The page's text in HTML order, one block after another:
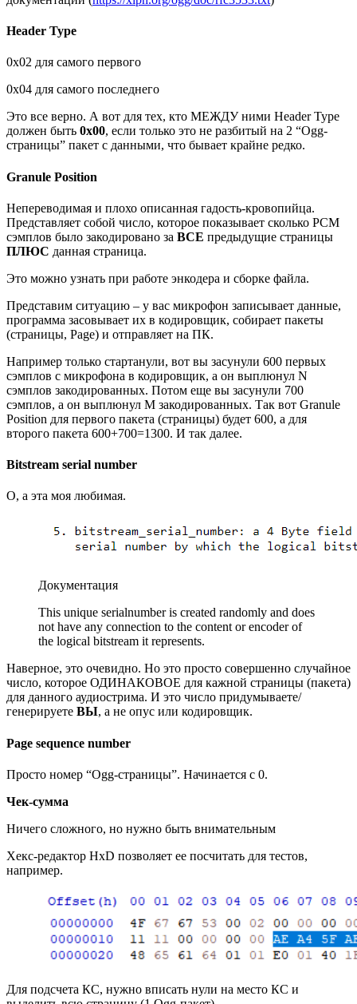
Header Type
0x02 для самого первого
0x04 для самого последнего
Это все верно. А вот для тех, кто МЕЖДУ ними Header Type
должен быть 0x00, если только это не разбитый на 2 “Ogg-
страницы” пакет с данными, что бывает крайне редко.
Granule Position
Непереводимая и плохо описанная гадость-кровопийца.
Представляет собой число, которое показывает сколько PCM
сэмплов было закодировано за ВСЕ предыдущие страницы
ПЛЮС данная страница.
Это можно узнать при работе энкодера и сборке файла.
Представим ситуацию – у вас микрофон записывает данные,
программа засовывает их в кодировщик, собирает пакеты
(страницы, Page) и отправляет на ПК.
Например только стартанули, вот вы засунули 600 первых
сэмплов с микрофона в кодировщик, а он выплюнул N
сэмплов закодированных. Потом еще вы засунули 700
сэмплов, а он выплюнул M закодированных. Так вот Granule
Position для первого пакета (страницы) будет 600, а для
второго пакета 600+700=1300. И так далее.
Bitstream serial number
О, а эта моя любимая.
Документация
This unique serialnumber is created randomly and does
not have any connection to the content or encoder of
the logical bitstream it represents.
Наверное, это очевидно. Но это просто совершенно случайное
число, которое ОДИНАКОВОЕ для кажной страницы (пакета)
для данного аудиострима. И это число придумываете/
генерируете ВЫ, а не опус или кодировщик.
Page sequence number
Просто номер “Ogg-страницы”. Начинается с 0.
Чек-сумма
Ничего сложного, но нужно быть внимательным
Хекс-редактор HxD позволяет ее посчитать для тестов,
например.
Для подсчета КС, нужно вписать нули на место КС и